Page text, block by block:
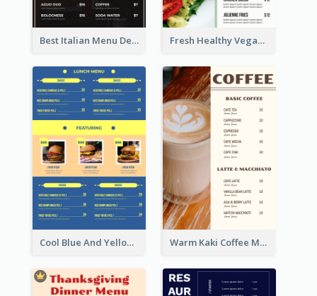
Best Italian Menu Design Inspiration Fresh Healthy Vegan Salad Food Menu Design
Cool Blue And Yellow Fast Food Menu Design Warm Kaki Coffee Menu Design Template